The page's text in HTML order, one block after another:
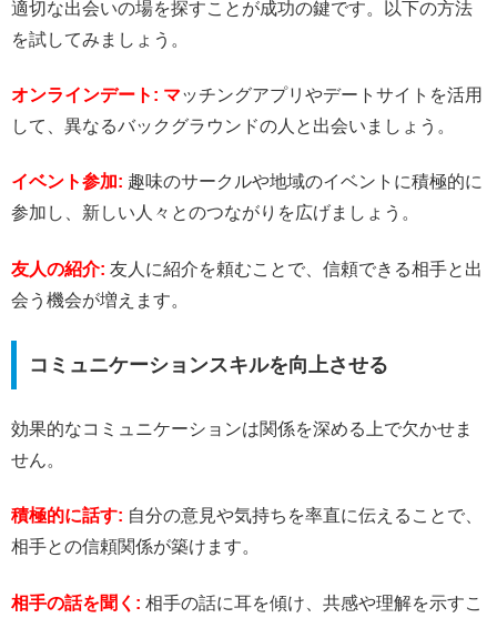
適切な出会いの場を探すことが成功の鍵です。以下の方法
を試してみましょう。
オンラインデート: マッチングアプリやデートサイトを活用
して、異なるバックグラウンドの人と出会いましょう。
イベント参加: 趣味のサークルや地域のイベントに積極的に
参加し、新しい人々とのつながりを広げましょう。
友人の紹介: 友人に紹介を頼むことで、信頼できる相手と出
会う機会が増えます。
コミュニケーションスキルを向上させる
効果的なコミュニケーションは関係を深める上で欠かせま
せん。
積極的に話す: 自分の意見や気持ちを率直に伝えることで、
相手との信頼関係が築けます。
相手の話を聞く: 相手の話に耳を傾け、共感や理解を示すこ